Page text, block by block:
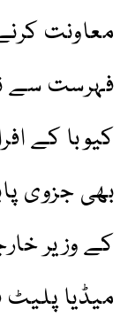
معاونت
فہرست سے
کیوبا کے
بھی جزوی
کے وزیر
میڈیا